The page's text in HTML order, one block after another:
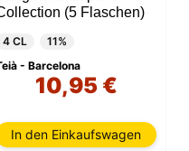
(5 Flaschen)
4 CL
11%
- Barcelona
10,95 €
In den Einkaufswagen